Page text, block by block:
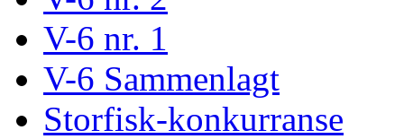
V-6 nr. 1
V-6 Sammenlagt
Storfisk-konkurranse